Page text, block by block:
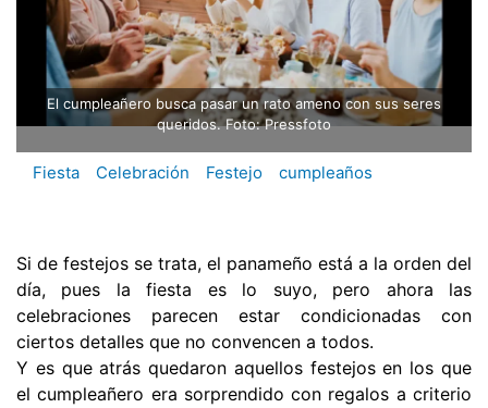
El cumpleañero busca pasar un rato ameno con sus seres
queridos. Foto: Pressfoto
Fiesta Celebración Festejo cumpleaños
Si de festejos se trata, el panameño está a la orden del
día, pues la fiesta es lo suyo, pero ahora las
celebraciones parecen estar condicionadas con
ciertos detalles que no convencen a todos.
Y es que atrás quedaron aquellos festejos en los que
el cumpleañero era sorprendido con regalos a criterio